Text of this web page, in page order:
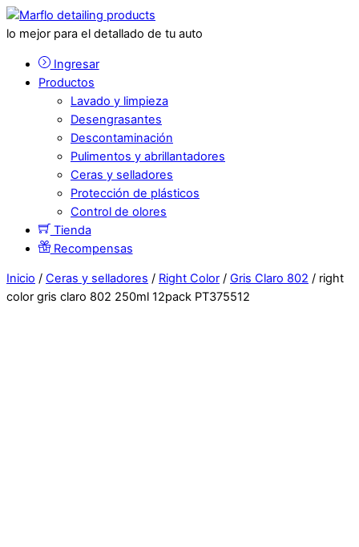
lo mejor para el detallado de tu auto
Ingresar
Productos
Lavado y limpieza
Desengrasantes
Descontaminación
Pulimentos y abrillantadores
Ceras y selladores
Protección de plásticos
Control de olores
Tienda
Recompensas
Inicio / Ceras y selladores / Right Color / Gris Claro 802 / right
color gris claro 802 250ml 12pack PT375512